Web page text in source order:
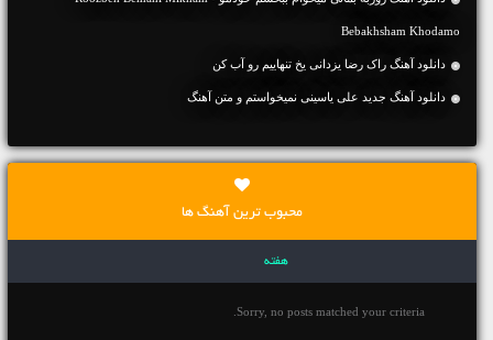
Bebakhsham Khodamo
دانلود آهنگ راک رضا یزدانی یخ تنهاییم رو آب کن
دانلود آهنگ جديد علی یاسینی نمیخواستم و متن آهنگ
محبوب ترین آهنگ ها
هفته
Sorry, no posts matched your criteria.